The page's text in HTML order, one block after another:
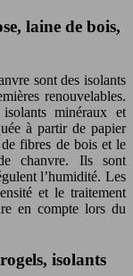
laine de bois,
sont des isolants
renouvelables.
minéraux et
à partir de papier
fibres de bois et le
chanvre. Ils sont
l’humidité. Les
et le traitement
en compte lors du
isolants